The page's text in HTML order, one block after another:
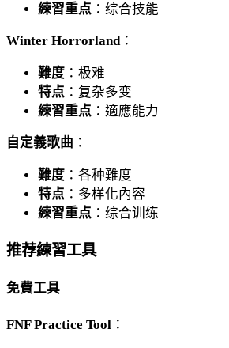
練習重点 ：综合技能
Winter Horrorland：
難度 ：极难
特点 ：复杂多变
練習重点 ：適應能力
自定義歌曲 ：
難度 ：各种難度
特点 ：多样化內容
練習重点 ：综合训练
推荐練習工具
免費工具
FNF Practice Tool ：